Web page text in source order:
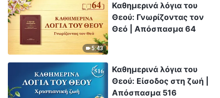
5:43
Καθημερινά λόγια του
Θεού: Γνωρίζοντας τον
Θεό | Απόσπασμα 64
Καθημερινά λόγια του
Θεού: Είσοδος στη ζωή |
Απόσπασμα 516